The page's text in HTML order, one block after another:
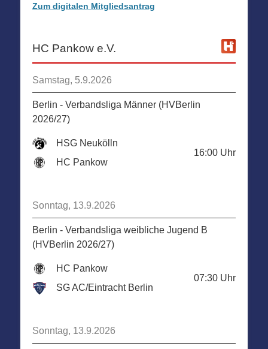
Zum digitalen Mitgliedsantrag
HC Pankow e.V.
Samstag, 5.9.2026
Berlin - Verbandsliga Männer (HVBerlin
2026/27)
HSG Neukölln
HC Pankow
16:00 Uhr
Sonntag, 13.9.2026
Berlin - Verbandsliga weibliche Jugend B
(HVBerlin 2026/27)
HC Pankow
SG AC/Eintracht Berlin
07:30 Uhr
Sonntag, 13.9.2026